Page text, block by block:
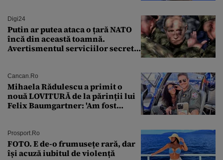
Digi24
Putin ar putea ataca o țară NATO
încă din această toamnă.
Avertismentul serviciilor secrete
Cancan.ro
Mihaela Rădulescu a primit o
nouă LOVITURĂ de la părinții lui
Felix Baumgartner: 'Am fost
Prosport.ro
FOTO. E de-o frumusețe rară, dar
își acuză iubitul de violență